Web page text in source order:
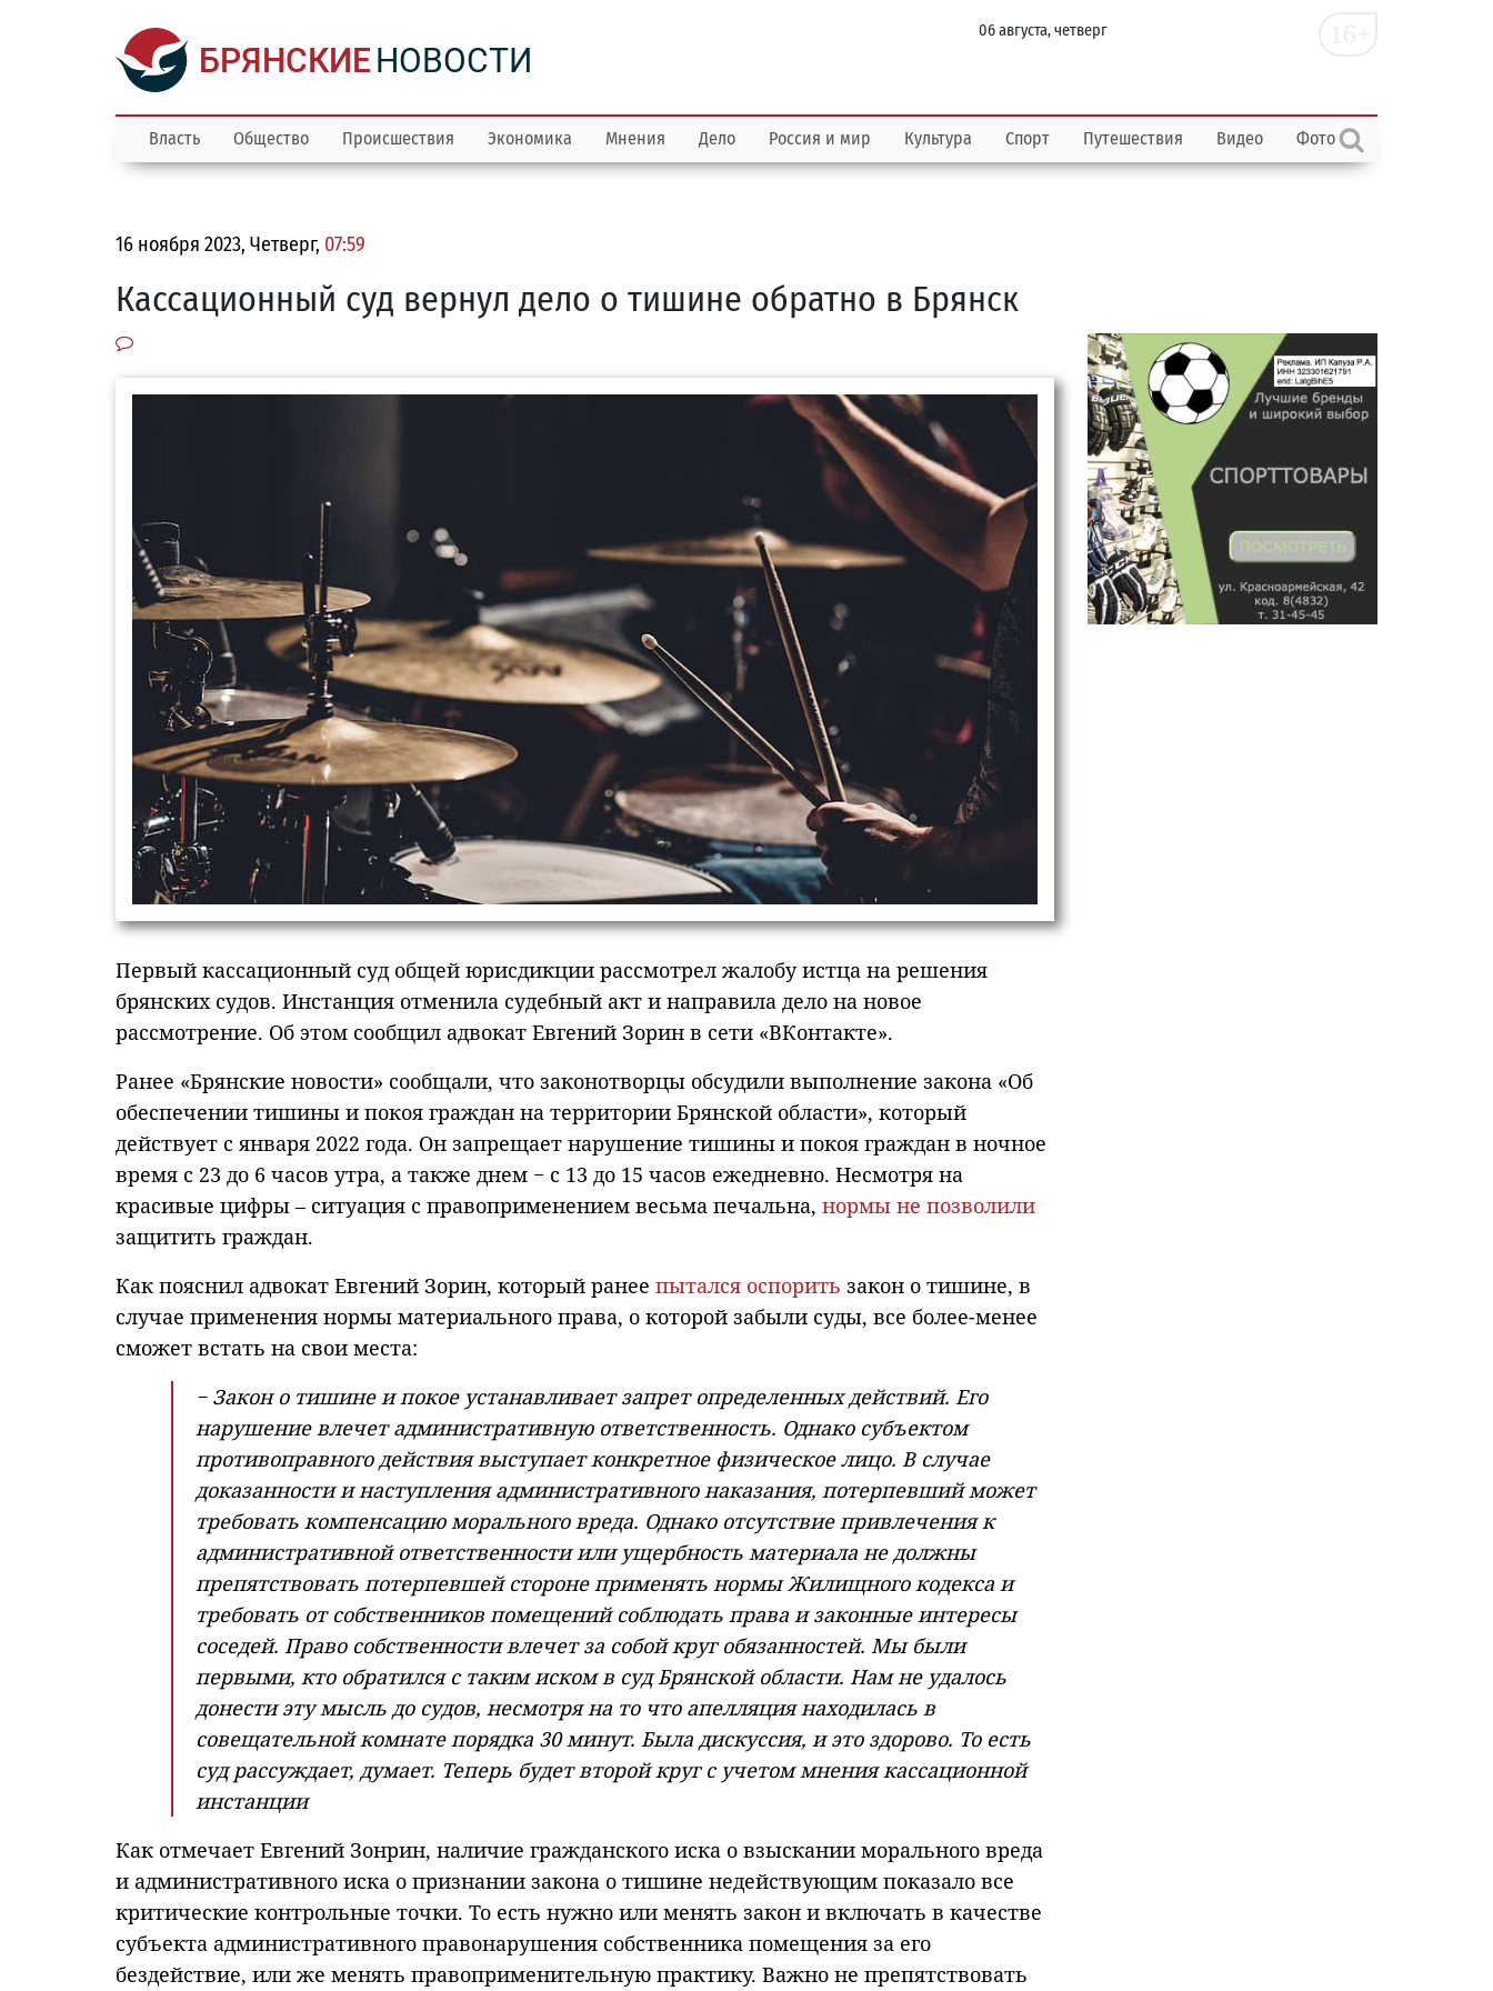
БРЯНСКИЕНОВОСТИ
06 августа, четверг
Власть Общество Происшествия Экономика Мнения Дело Россия и мир Культура Спорт Путешествия Видео Фото
16 ноября 2023, Четверг, 07:59
Кассационный суд вернул дело о тишине обратно в Брянск
Первый кассационный суд общей юрисдикции рассмотрел жалобу истца на решения
брянских судов. Инстанция отменила судебный акт и направила дело на новое
рассмотрение. Об этом сообщил адвокат Евгений Зорин в сети «ВКонтакте».
Ранее «Брянские новости» сообщали, что законотворцы обсудили выполнение закона «Об
обеспечении тишины и покоя граждан на территории Брянской области», который
действует с января 2022 года. Он запрещает нарушение тишины и покоя граждан в ночное
время с 23 до 6 часов утра, а также днем − с 13 до 15 часов ежедневно. Несмотря на
красивые цифры – ситуация с правоприменением весьма печальна, нормы не позволили
защитить граждан.
Как пояснил адвокат Евгений Зорин, который ранее пытался оспорить закон о тишине, в
случае применения нормы материального права, о которой забыли суды, все более-менее
сможет встать на свои места:
− Закон о тишине и покое устанавливает запрет определенных действий. Его
нарушение влечет административную ответственность. Однако субъектом
противоправного действия выступает конкретное физическое лицо. В случае
доказанности и наступления административного наказания, потерпевший может
требовать компенсацию морального вреда. Однако отсутствие привлечения к
административной ответственности или ущербность материала не должны
препятствовать потерпевшей стороне применять нормы Жилищного кодекса и
требовать от собственников помещений соблюдать права и законные интересы
соседей. Право собственности влечет за собой круг обязанностей. Мы были
первыми, кто обратился с таким иском в суд Брянской области. Нам не удалось
донести эту мысль до судов, несмотря на то что апелляция находилась в
совещательной комнате порядка 30 минут. Была дискуссия, и это здорово. То есть
суд рассуждает, думает. Теперь будет второй круг с учетом мнения кассационной
инстанции
Как отмечает Евгений Зонрин, наличие гражданского иска о взыскании морального вреда
и административного иска о признании закона о тишине недействующим показало все
критические контрольные точки. То есть нужно или менять закон и включать в качестве
субъекта административного правонарушения собственника помещения за его
бездействие, или же менять правоприменительную практику. Важно не препятствовать